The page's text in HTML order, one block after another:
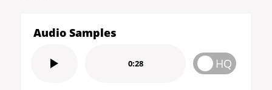
Audio Samples
0:28 HQ